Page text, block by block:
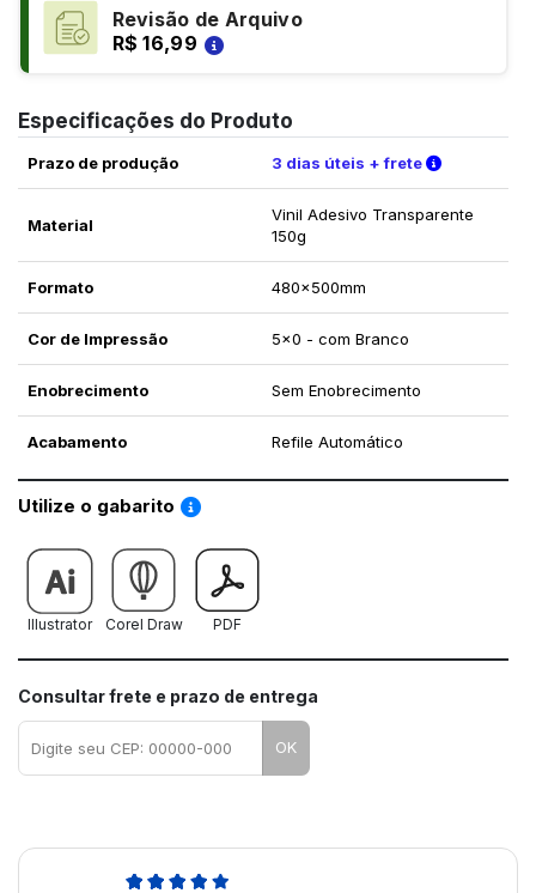
Revisão de Arquivo
R$ 16,99
Especificações do Produto
Prazo de produção 3 dias úteis + frete Verifique
Material
Vinil Adesivo Transparente
150g
Formato 480x500mm
Cor de Impressão 5x0 - com Branco
Enobrecimento Sem Enobrecimento
Acabamento Refile Automático
Utilize o gabarito Saiba como utilizar os nossos gabaritos
Illustrator Corel Draw PDF
Consultar frete e prazo de entrega
OK